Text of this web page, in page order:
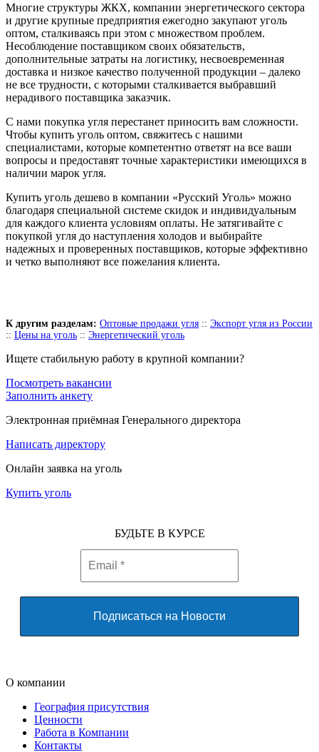
Многие структуры ЖКХ, компании энергетического сектора
и другие крупные предприятия ежегодно закупают уголь
оптом, сталкиваясь при этом с множеством проблем.
Несоблюдение поставщиком своих обязательств,
дополнительные затраты на логистику, несвоевременная
доставка и низкое качество полученной продукции – далеко
не все трудности, с которыми сталкивается выбравший
нерадивого поставщика заказчик.
С нами покупка угля перестанет приносить вам сложности.
Чтобы купить уголь оптом, свяжитесь с нашими
специалистами, которые компетентно ответят на все ваши
вопросы и предоставят точные характеристики имеющихся в
наличии марок угля.
Купить уголь дешево в компании «Русский Уголь» можно
благодаря специальной системе скидок и индивидуальным
для каждого клиента условиям оплаты. Не затягивайте с
покупкой угля до наступления холодов и выбирайте
надежных и проверенных поставщиков, которые эффективно
и четко выполняют все пожелания клиента.
К другим разделам: Оптовые продажи угля :: Экспорт угля из России
:: Цены на уголь :: Энергетический уголь
Ищете стабильную работу в крупной компании?
Посмотреть вакансии
Заполнить анкету
Электронная приёмная Генерального директора
Написать директору
Онлайн заявка на уголь
Купить уголь
БУДЬТЕ В КУРСЕ
О компании
География присутствия
Ценности
Работа в Компании
Контакты